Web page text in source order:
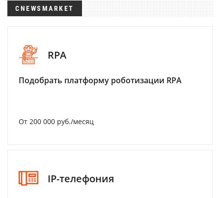
CNEWSMARKET
RPA
Подобрать платформу роботизации RPA
От 200 000 руб./месяц
IP-телефония